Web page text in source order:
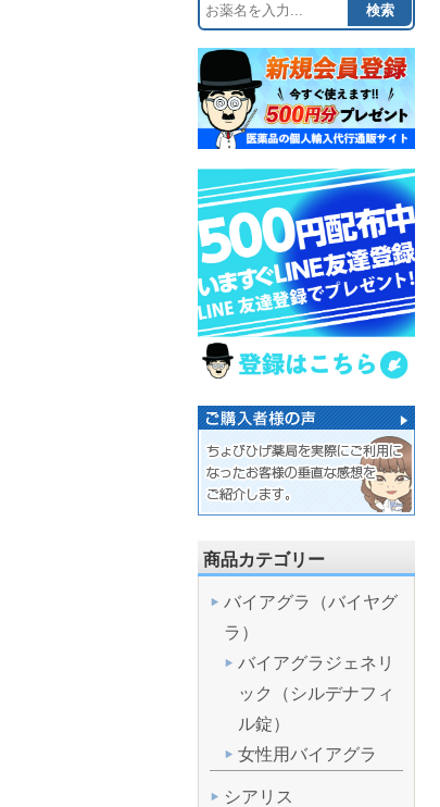
検索
商品カテゴリー
バイアグラ（バイヤグ
ラ）
バイアグラジェネリ
ック（シルデナフィ
ル錠）
女性用バイアグラ
シアリス